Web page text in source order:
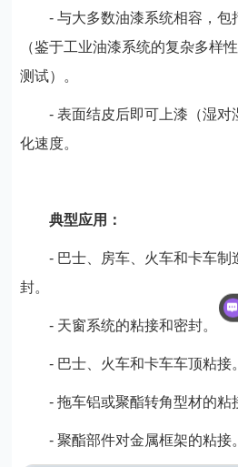
- 与大多数油漆系统相容，包
（鉴于工业油漆系统的复杂多样
测试）。
- 表面结皮后即可上漆（湿对
化速度。
典型应用：
- 巴士、房车、火车和卡车制
封。
- 天窗系统的粘接和密封。
- 巴士、火车和卡车车顶粘接。
- 拖车铝或聚酯转角型材的粘
- 聚酯部件对金属框架的粘接。